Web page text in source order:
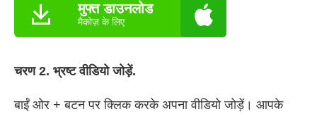
मुफ्त डाउनलोड
मैकोज़ के लिए
चरण 2. भ्रष्ट वीडियो जोड़ें.
बाईं ओर + बटन पर क्लिक करके अपना वीडियो जोड़ें। आपके